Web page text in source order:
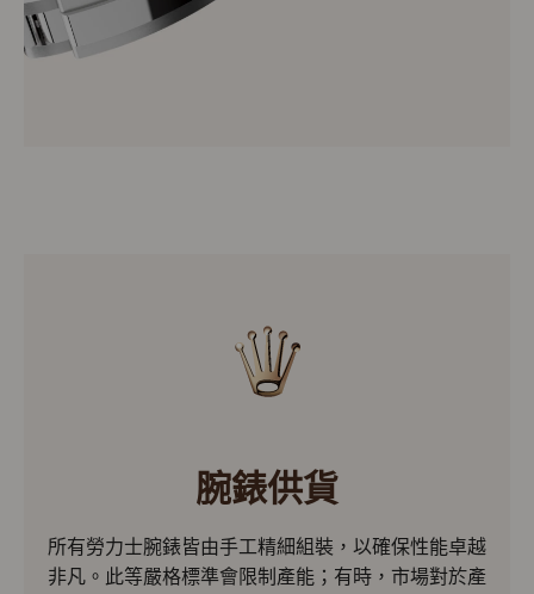
腕錶供貨
所有勞力士腕錶皆由手工精細組裝，以確保性能卓越
非凡。此等嚴格標準會限制產能；有時，市場對於產